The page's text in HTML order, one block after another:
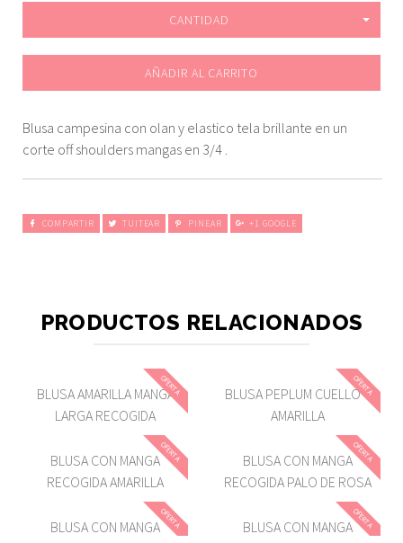
CANTIDAD
AÑADIR AL CARRITO
Blusa campesina con olan y elastico tela brillante en un
corte off shoulders mangas en 3/4 .
COMPARTIR TUITEAR PINEAR +1 GOOGLE
PRODUCTOS RELACIONADOS
OFERTA
BLUSA AMARILLA MANGA
LARGA RECOGIDA
OFERTA
BLUSA PEPLUM CUELLO V
AMARILLA
OFERTA
BLUSA CON MANGA
RECOGIDA AMARILLA
OFERTA
BLUSA CON MANGA
RECOGIDA PALO DE ROSA
OFERTA
BLUSA CON MANGA
OFERTA
BLUSA CON MANGA